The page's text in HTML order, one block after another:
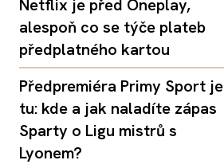
Netflix je před Oneplay,
alespoň co se týče plateb
předplatného kartou
Předpremiéra Primy Sport je
tu: kde a jak naladíte zápas
Sparty o Ligu mistrů s
Lyonem?